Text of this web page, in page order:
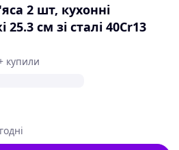
2 шт, кухонні
см зі сталі 40Cr13
купили